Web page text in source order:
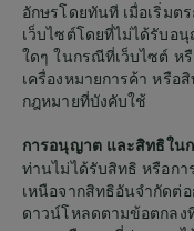
อักษรโดยทันที เมื่อเริ่มต
เว็บไซต์โดยที่ไม่ได้รับอ
ใดๆ ในกรณีที่เว็บไซต์ ห
เครื่องหมายการค้า หรื
กฎหมายที่บังคับใช้
การอนุญาต และสิทธิใน
ท่านไม่ได้รับสิทธิ หรือก
เหนือจากสิทธิอันจำกัดต่
ดาวน์โหลดตามข้อตกลง